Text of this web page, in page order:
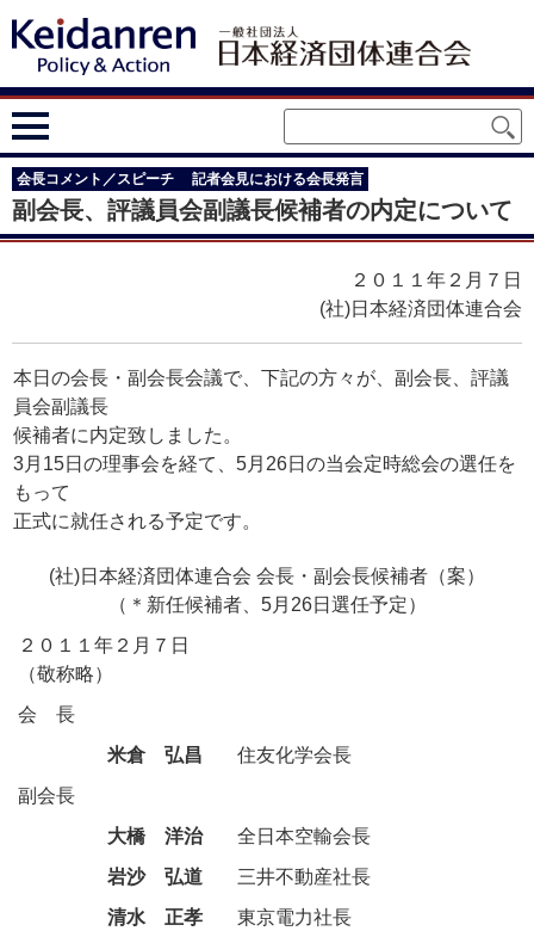
会長コメント／スピーチ 記者会見における会長発言
副会長、評議員会副議長候補者の内定について
２０１１年２月７日
(社)日本経済団体連合会
本日の会長・副会長会議で、下記の方々が、副会長、評議
員会副議長
候補者に内定致しました。
3月15日の理事会を経て、5月26日の当会定時総会の選任を
もって
正式に就任される予定です。
(社)日本経済団体連合会 会長・副会長候補者（案）
（ ＊ 新任候補者、5月26日選任予定）
２０１１年２月７日
（敬称略）
会長
米倉 弘昌
住友化学会長
副会長
大橋 洋治
全日本空輸会長
岩沙 弘道
三井不動産社長
清水 正孝
東京電力社長